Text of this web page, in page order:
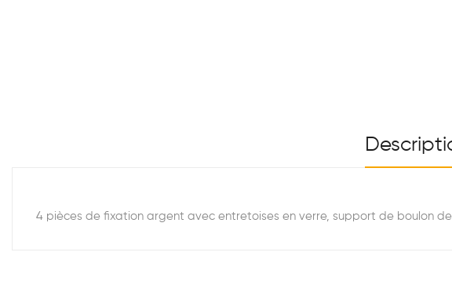
4 pièces de fixation argent avec entretoises en verre, support de boulon de